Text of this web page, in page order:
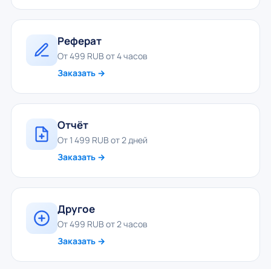
Реферат
От 499 RUB от 4 часов
Заказать →
Отчёт
От 1 499 RUB от 2 дней
Заказать →
Другое
От 499 RUB от 2 часов
Заказать →